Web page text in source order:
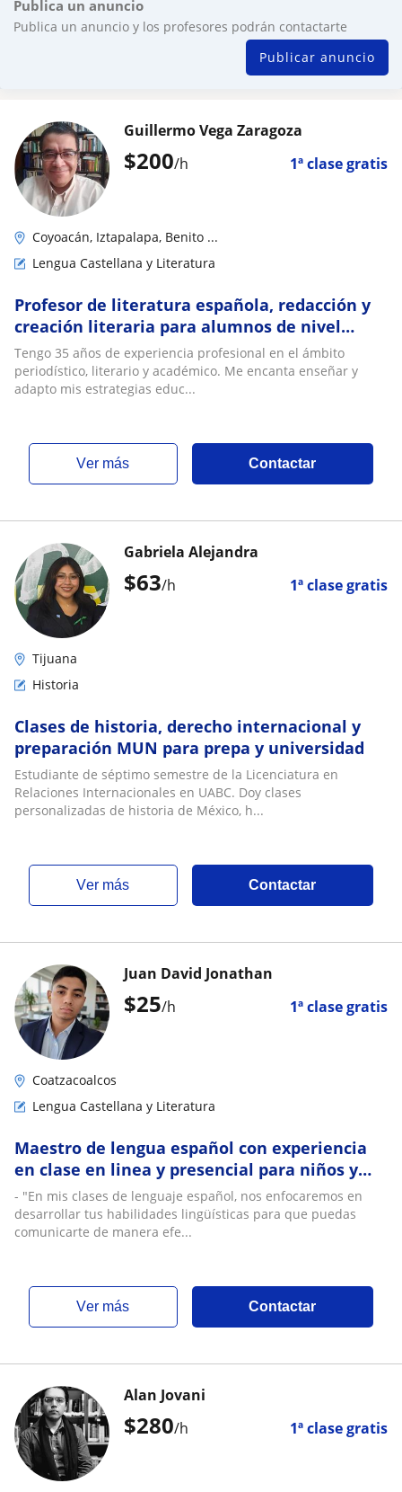
Publica un anuncio
Publica un anuncio y los profesores podrán contactarte
Publicar anuncio
$200/h 1ª clase gratis
Guillermo Vega Zaragoza
Coyoacán, Iztapalapa, Benito ...
Lengua Castellana y Literatura
Profesor de literatura española, redacción y
creación literaria para alumnos de nivel
bachillerato y profesional
Tengo 35 años de experiencia profesional en el ámbito
periodístico, literario y académico. Me encanta enseñar y
adapto mis estrategias educ...
ver más Contactar
$63/h 1ª clase gratis
Gabriela Alejandra
Tijuana
Historia
Clases de historia, derecho internacional y
preparación MUN para prepa y universidad
Estudiante de séptimo semestre de la Licenciatura en
Relaciones Internacionales en UABC. Doy clases
personalizadas de historia de México, h...
ver más Contactar
$25/h 1ª clase gratis
Juan David Jonathan
Coatzacoalcos
Lengua Castellana y Literatura
Maestro de lengua español con experiencia
en clase en linea y presencial para niños y
adultos
- "En mis clases de lenguaje español, nos enfocaremos en
desarrollar tus habilidades lingüísticas para que puedas
comunicarte de manera efe...
ver más Contactar
$280/h 1ª clase gratis
Alan Jovani